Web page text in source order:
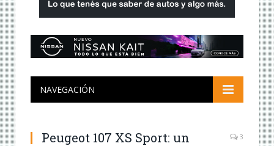
NAVEGACIÓN
Peugeot 107 XS Sport: un
3